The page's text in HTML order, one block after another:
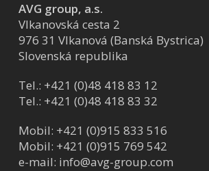
AVG group, a.s.
Vlkanovská cesta 2
976 31 Vlkanová (Banská Bystrica)
Slovenská republika
Tel.: +421 (0)48 418 83 12
Tel.: +421 (0)48 418 83 32
Mobil: +421 (0)915 833 516
Mobil: +421 (0)915 769 542
e-mail: info@avg-group.com